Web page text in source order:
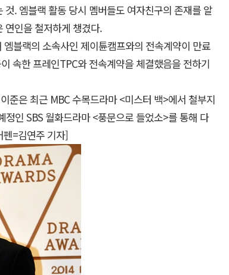
. 엠블랙 활동 당시 멤버들도 여자친구의 존재를 알
연인을 철저하게 챙겼다.
블랙의 소속사인 제이튠캠프와의 전속계약이 만료
속한 프레인TPC와 전속계약을 체결했음을 전하기
준은 최근 MBC 수목드라마 <미스터 백>에서 철부지
인 SBS 월화드라마 <풍문으로 들었소>를 통해 다
=김연주 기자]